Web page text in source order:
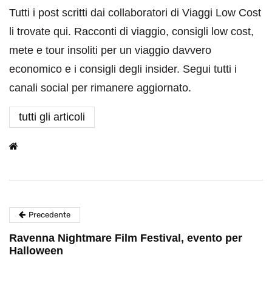
Tutti i post scritti dai collaboratori di Viaggi Low Cost
li trovate qui. Racconti di viaggio, consigli low cost,
mete e tour insoliti per un viaggio davvero
economico e i consigli degli insider. Segui tutti i
canali social per rimanere aggiornato.
tutti gli articoli
Precedente
Ravenna Nightmare Film Festival, evento per
Halloween